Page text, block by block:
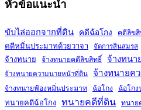
หัวข้อแนะนำ
ขับไล่ออกจากที่ดิน คดีฉ้อโกง คดีลิข
คดีหมิ่นประมาทด้วยวาจา จัดการสินสมรส
จ้างทนาย จ้างทนายคดีลิขสิทธิ์ จ้างทน
จ้างทนายความนายหน้าที่ดิน จ้างทนายค
จ้างทนายฟ้องหมิ่นประมาท ฉ้อโกง ฉ้อโก
ทนายคดีฉ้อโกง ทนายคดีที่ดิน ทนาย